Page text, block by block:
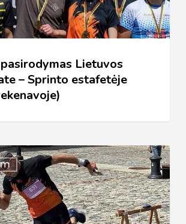
Lietuvos
– Sprinto estafetėje